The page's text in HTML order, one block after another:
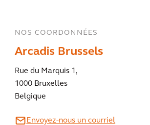
NOS COORDONNÉES
Arcadis Brussels
Rue du Marquis 1,
1000 Bruxelles
Belgique
Envoyez-nous un courriel